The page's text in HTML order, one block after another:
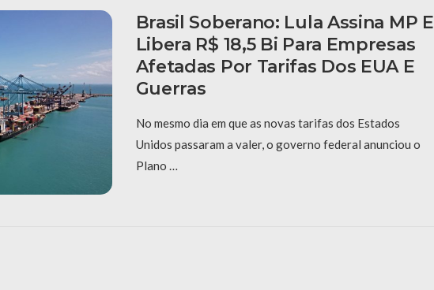
Brasil Soberano: Lula Assina MP E
Libera R$ 18,5 Bi Para Empresas
Afetadas Por Tarifas Dos EUA E
Guerras
No mesmo dia em que as novas tarifas dos Estados
Unidos passaram a valer, o governo federal anunciou o
Plano …